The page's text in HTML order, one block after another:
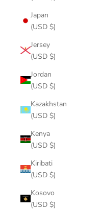
Japan
(USD $)
Jersey
(USD $)
Jordan
(USD $)
Kazakhstan
(USD $)
Kenya
(USD $)
Kiribati
(USD $)
Kosovo
(USD $)